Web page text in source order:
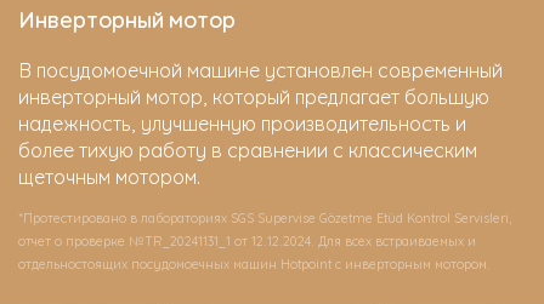
Инверторный мотор
В посудомоечной машине установлен современный
инверторный мотор, который предлагает большую
надежность, улучшенную производительность и
более тихую работу в сравнении с классическим
щеточным мотором.
*Протестировано в лабораториях SGS Supervise Gözetme Etüd Kontrol Servisleri,
отчет о проверке №TR_20241131_1 от 12.12.2024. Для всех встраиваемых и
отдельностоящих посудомоечных машин Hotpoint c инверторным мотором.